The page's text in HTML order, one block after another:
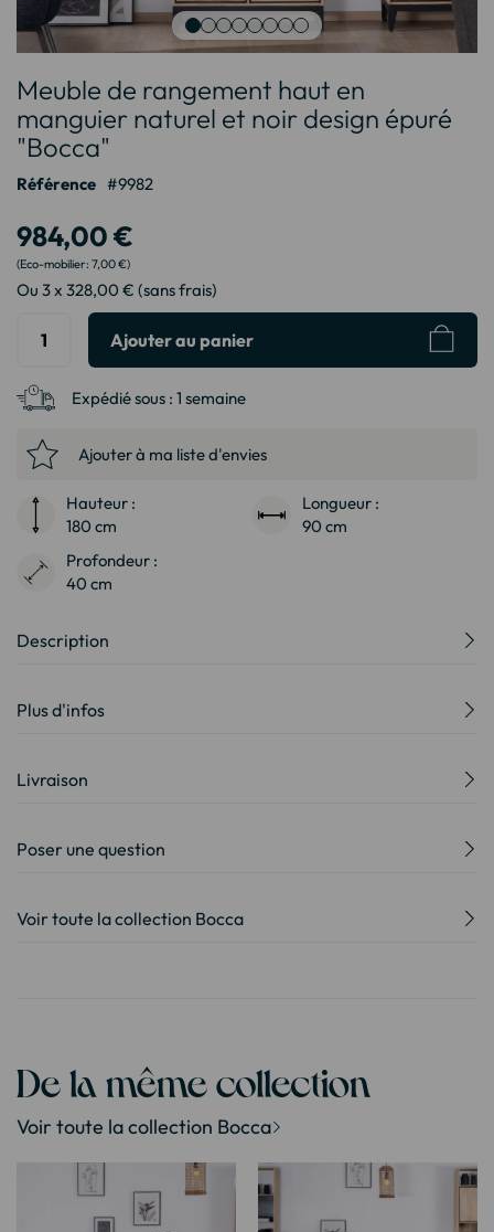
au
début
de
Galerie
Meuble de rangement haut en
manguier naturel et noir design épuré
"Bocca"
Référence 9982
984,00 €
7,00 €
Ou 3 x 328,00 € (sans frais)
Ajouter au panier
Expédié sous : 1 semaine
Ajouter à ma liste d'envies
Hauteur :
180 cm
Longueur :
90 cm
Profondeur :
40 cm
Description
Plus d'infos
Livraison
Poser une question
Voir toute la collection Bocca
De la même collection
Voir toute la collection Bocca